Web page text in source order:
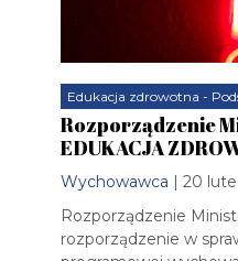
Edukacja zdrowotna -
Rozporządzenie
EDUKACJA
Wychowawca | 20
Rozporządzenie
rozporządzenie w